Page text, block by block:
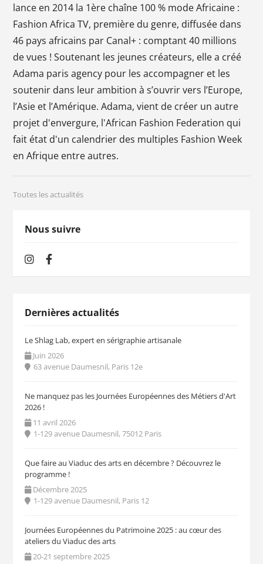
lance en 2014 la 1ère chaîne 100 % mode Africaine :
Fashion Africa TV, première du genre, diffusée dans
46 pays africains par Canal+ : comptant 40 millions
de vues ! Soutenant les jeunes créateurs, elle a créé
Adama paris agency pour les accompagner et les
soutenir dans leur ambition à s’ouvrir vers l’Europe,
l’Asie et l’Amérique. Adama, vient de créer un autre
projet d'envergure, l'African Fashion Federation qui
fait état d'un calendrier des multiples Fashion Week
en Afrique entre autres.
Toutes les actualités
Nous suivre
Dernières actualités
Le Shlag Lab, expert en sérigraphie artisanale
Juin 2026
63 avenue Daumesnil, Paris 12e
Ne manquez pas les Journées Européennes des Métiers d'Art
2026 !
11 avril 2026
1-129 avenue Daumesnil, 75012 Paris
Que faire au Viaduc des arts en décembre ? Découvrez le
programme !
Décembre 2025
1-129 avenue Daumesnil, Paris 12
Journées Européennes du Patrimoine 2025 : au cœur des
ateliers du Viaduc des arts
20-21 septembre 2025